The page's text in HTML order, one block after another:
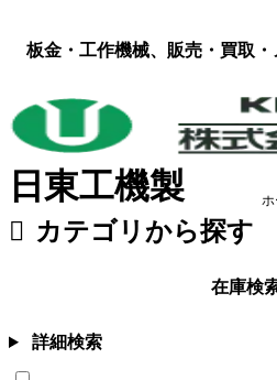
板金・工作機械、販売・買取
日東工機製 ホ
カテゴリから探す
板金機械・プレス
在庫検
詳細検索